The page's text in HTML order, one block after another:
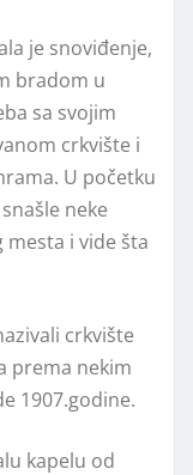
je snoviđenje,
bradom u
sa svojim
crkvište i
U početku
neke
i vide šta
crkvište
prema nekim
1907.godine.
kapelu od